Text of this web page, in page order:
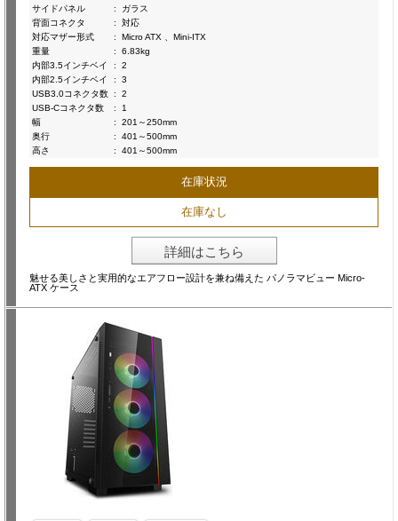
サイドパネル
:
ガラス
背面コネクタ
:
対応
対応マザー形式
:
Micro ATX 、Mini-ITX
重量
:
6.83kg
内部3.5インチベイ
:
2
内部2.5インチベイ
:
3
USB3.0コネクタ数 :
2
USB-Cコネクタ数
:
1
幅
:
201～250mm
奥行
:
401～500mm
高さ
: 401～500mm
在庫状況
在庫なし
詳細はこちら
魅せる美しさと実用的なエアフロー設計を兼ね備えた パノラマビュー Micro-
ATX ケース